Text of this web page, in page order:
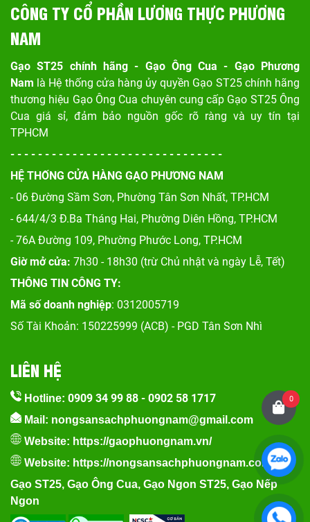
CÔNG TY CỔ PHẦN LƯƠNG THỰC PHƯƠNG
NAM
Gạo ST25 chính hãng - Gạo Ông Cua - Gạo Phương
Nam là Hệ thống cửa hàng ủy quyền Gạo ST25 chính hãng
thương hiệu Gạo Ông Cua chuyên cung cấp Gạo ST25 Ông
Cua giá sỉ, đảm bảo nguồn gốc rõ ràng và uy tín tại
TPHCM
- - - - - - - - - - - - - - - - - - - - - - - - - - - - - - -
HỆ THỐNG CỬA HÀNG GẠO PHƯƠNG NAM
- 06 Đường Sầm Sơn, Phường Tân Sơn Nhất, TP.HCM
- 644/4/3 Đ.Ba Tháng Hai, Phường Diên Hồng, TP.HCM
- 76A Đường 109, Phường Phước Long, TP.HCM
Giờ mở cửa: 7h30 - 18h30 (trừ Chủ nhật và ngày Lễ, Tết)
THÔNG TIN CÔNG TY:
Mã số doanh nghiệp: 0312005719
Số Tài Khoản: 150225999 (ACB) - PGD Tân Sơn Nhì
LIÊN HỆ
Hotline: 0909 34 99 88 - 0902 58 1717
Mail: nongsansachphuongnam@gmail.com
Website: https://gaophuongnam.vn/
Website: https://nongsansachphuongnam.com
Gạo ST25, Gạo Ông Cua, Gạo Ngon ST25, Gạo Nếp
Ngon
0